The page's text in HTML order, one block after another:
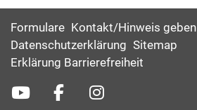
Formulare Kontakt/Hinweis geben
Datenschutzerklärung Sitemap
Erklärung Barrierefreiheit